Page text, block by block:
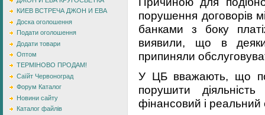
КИЕВ ВСТРЕЧА ДЖОН И ЕВА
Доска оголошення
Подати оголошення
Додати товари
Оптом
ТЕРМІНОВО ПРОДАМ!
Саїйт Червоноград
Форум Каталог
Новини сайту
Каталог файлів
порушення договорів
банками з боку
виявили, що в
припиняли
У ЦБ вважають, що
порушити
фінансовий і реальний